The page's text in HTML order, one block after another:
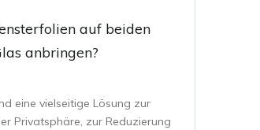
auf beiden
anbringen?
eine vielseitige Lösung zur
Privatsphäre, zur Reduzierung